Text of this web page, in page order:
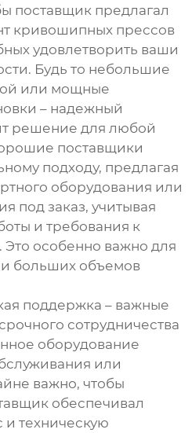
поставщик предлагал
кривошипных прессов
удовлетворить ваши
Будь то небольшие
или мощные
– надежный
решение для любой
поставщики
подходу, предлагая
оборудования или
под заказ, учитывая
и требования к
Это особенно важно для
и больших объемов
поддержка – важные
сотрудничества
оборудование
или
важно, чтобы
обеспечивал
и техническую